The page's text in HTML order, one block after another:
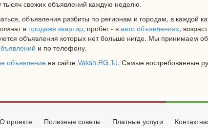
свежих объявлений каждую неделю.
объявления разбиты по регионам и городам, в каждой
в продаже квартир, пробег - в авто объявлениях,
объявления которых нет больше нигде. Мы принимаем
и по телефону.
объявление на сайте Vaksh.RG.TJ. Самые востребованные
О проекте Полезные советы Платные услуги